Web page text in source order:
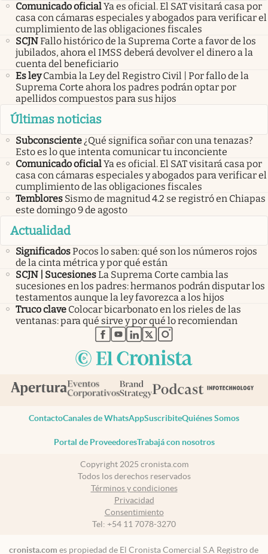
Comunicado oficialYa es oficial. El SAT visitará casa por
casa con cámaras especiales y abogados para verificar el
cumplimiento de las obligaciones fiscales
SCJNFallo histórico de la Suprema Corte a favor de los
jubilados, ahora el IMSS deberá devolver el dinero a la
cuenta del beneficiario
Es ley Cambia la Ley del Registro Civil | Por fallo de la
Suprema Corte ahora los padres podrán optar por
apellidos compuestos para sus hijos
Últimas noticias
Subconsciente ¿Qué significa soñar con una tenazas?
Esto es lo que intenta comunicar tu inconciente
Comunicado oficialYa es oficial. El SAT visitará casa por
casa con cámaras especiales y abogados para verificar el
cumplimiento de las obligaciones fiscales
Temblores Sismo de magnitud 4.2 se registró en Chiapas
este domingo 9 de agosto
Actualidad
SignificadosPocos lo saben: qué son los números rojos
de la cinta métrica y por qué están
SCJN | SucesionesLa Suprema Corte cambia las
sucesiones en los padres: hermanos podrán disputar los
testamentos aunque la ley favorezca a los hijos
Truco clave Colocar bicarbonato en los rieles de las
ventanas: para qué sirve y por qué lo recomiendan
abre en nueva pestaña
abre en nueva pestaña
abre en nueva pestaña
abre en nueva pestaña
abre en nueva pestaña
ContactoCanales de WhatsAppSuscribiteQuiénes Somos
Portal de ProveedoresTrabajá con nosotros
Copyright 2025 cronista.com
Todos los derechos reservados
Términos y condiciones
Privacidad
Consentimiento
Tel: +54 11 7078-3270
cronista.com es propiedad de El Cronista Comercial S.A Registro de